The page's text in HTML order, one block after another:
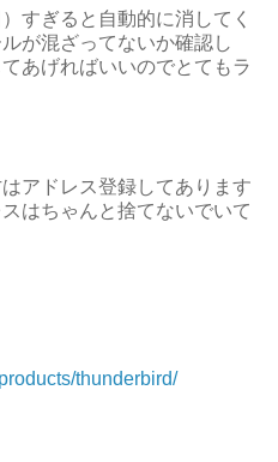
すぎると自動的に消してく
が混ざってないか確認し
あげればいいのでとてもラ
アドレス登録してあります
はちゃんと捨てないでいて
thunderbird/